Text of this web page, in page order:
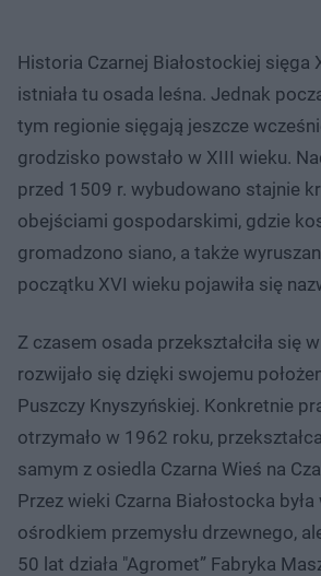
Historia Czarnej Białostockiej sięga
istniała tu osada leśna. Jednak
tym regionie sięgają jeszcze
grodzisko powstało w XIII wieku.
przed 1509 r. wybudowano stajnie
obejściami gospodarskimi, gdzie
gromadzono siano, a także
początku XVI wieku pojawiła się
Z czasem osada przekształciła się
rozwijało się dzięki swojemu
Puszczy Knyszyńskiej. Konkretnie
otrzymało w 1962 roku,
samym z osiedla Czarna Wieś na
Przez wieki Czarna Białostocka była
ośrodkiem przemysłu drzewnego,
50 lat działa "Agromet” Fabryka